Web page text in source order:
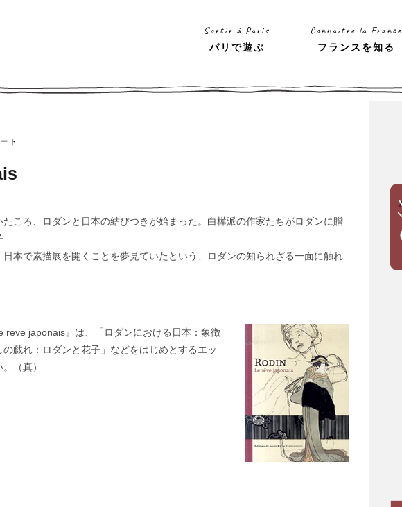
Sortir à Paris
パリで遊ぶ
Connaitre la France
フランスを知る
ト
ころ、ロダンと日本の結びつきが始まった。白樺派の作家たちがロダンに贈
本で素描展を開くことを夢見ていたという、ロダンの知られざる一面に触れ
japonais』は、「ロダンにおける日本：象徴
戯れ：ロダンと花子」などをはじめとするエッ
（真）